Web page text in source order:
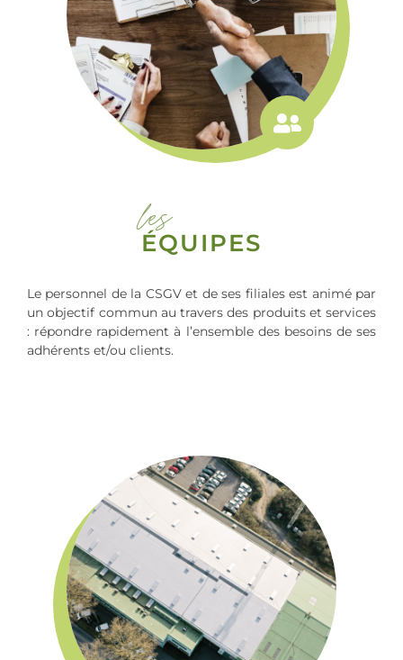
les
ÉQUIPES
Le personnel de la CSGV et de ses filiales est animé par
un objectif commun au travers des produits et services
: répondre rapidement à l’ensemble des besoins de ses
adhérents et/ou clients.